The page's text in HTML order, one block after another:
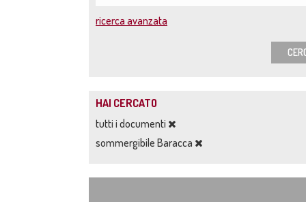
ricerca avanzata
HAI CERCATO
tutti i documenti
sommergibile Baracca